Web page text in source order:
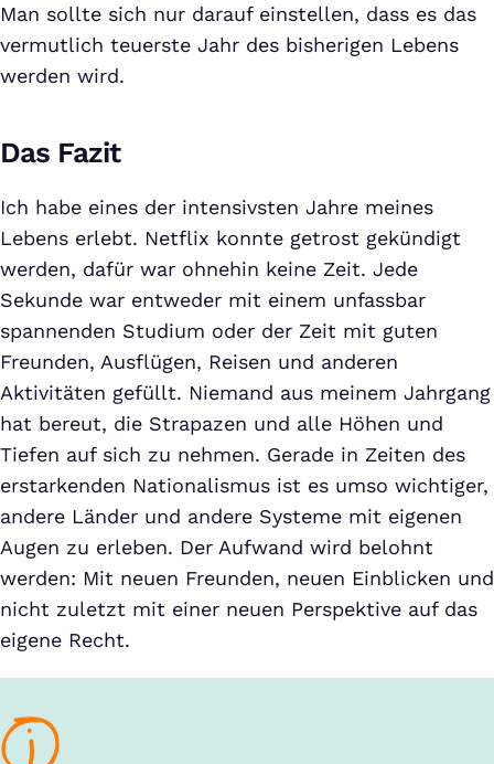
Man sollte sich nur darauf einstellen, dass es das
vermutlich teuerste Jahr des bisherigen Lebens
werden wird.
Das Fazit
Ich habe eines der intensivsten Jahre meines
Lebens erlebt. Netflix konnte getrost gekündigt
werden, dafür war ohnehin keine Zeit. Jede
Sekunde war entweder mit einem unfassbar
spannenden Studium oder der Zeit mit guten
Freunden, Ausflügen, Reisen und anderen
Aktivitäten gefüllt. Niemand aus meinem Jahrgang
hat bereut, die Strapazen und alle Höhen und
Tiefen auf sich zu nehmen. Gerade in Zeiten des
erstarkenden Nationalismus ist es umso wichtiger,
andere Länder und andere Systeme mit eigenen
Augen zu erleben. Der Aufwand wird belohnt
werden: Mit neuen Freunden, neuen Einblicken und
nicht zuletzt mit einer neuen Perspektive auf das
eigene Recht.